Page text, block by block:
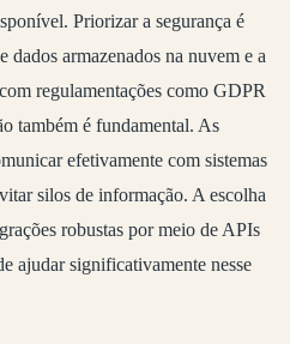
Priorizar a segurança é
dados armazenados na nuvem e a
regulamentações como GDPR
também é fundamental. As
efetivamente com sistemas
silos de informação. A escolha
robustas por meio de APIs
ajudar significativamente nesse